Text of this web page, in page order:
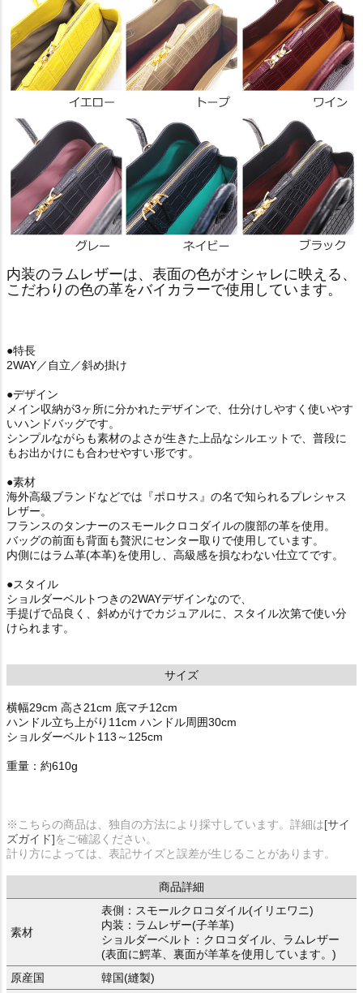
内装のラムレザーは、表面の色がオシャレに映える、
こだわりの色の革をバイカラーで使用しています。
●特長
2WAY／自立／斜め掛け
●デザイン
メイン収納が3ヶ所に分かれたデザインで、仕分けしやすく使いやす
いハンドバッグです。
シンプルながらも素材のよさが生きた上品なシルエットで、普段に
もお出かけにも合わせやすい形です。
●素材
海外高級ブランドなどでは『ポロサス』の名で知られるプレシャス
レザー。
フランスのタンナーのスモールクロコダイルの腹部の革を使用。
バッグの前面も背面も贅沢にセンター取りで使用しています。
内側にはラム革(本革)を使用し、高級感を損なわない仕立てです。
●スタイル
ショルダーベルトつきの2WAYデザインなので、
手提げで品良く、斜めがけでカジュアルに、スタイル次第で使い分
けられます。
サイズ
横幅29cm 高さ21cm 底マチ12cm
ハンドル立ち上がり11cm ハンドル周囲30cm
ショルダーベルト113～125cm
重量：約610g
※こちらの商品は、独自の方法により採寸しています。詳細は[サイ
ズガイド]をご確認ください。
計り方によっては、表記サイズと誤差が生じることがあります。
商品詳細
素材
表側：スモールクロコダイル(イリエワニ)
内装：ラムレザー(子羊革)
ショルダーベルト：クロコダイル、ラムレザー
(表面に鰐革、裏面が羊革を使用しています。)
原産国
韓国(縫製)